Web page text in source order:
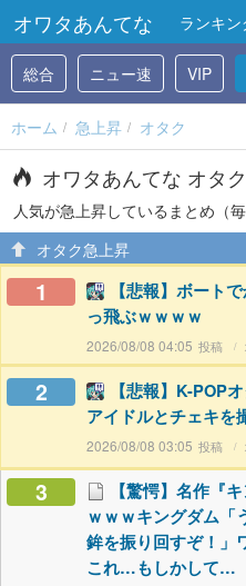
オワタあんてな ランキン
総合 ニュー速 VIP
ホーム 急上昇 オタク
オワタあんてな オタ
人気が急上昇しているまとめ（毎
オタク急上昇
1
【悲報】ボート
っ飛ぶｗｗｗｗ
2026/08/08 04:05
2
【悲報】K-POP
アイドルとチェキ
2026/08/08 03:05
3
【驚愕】名作『
ｗｗｗキングダム「
鉾を振り回すぞ！」
これ…もしかして…